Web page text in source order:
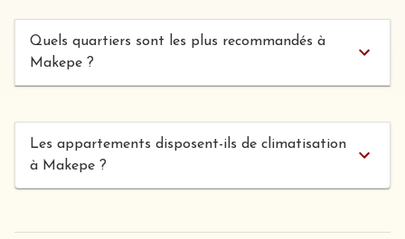
Quels quartiers sont les plus recommandés à
Makepe ?
Les appartements disposent-ils de climatisation
à Makepe ?